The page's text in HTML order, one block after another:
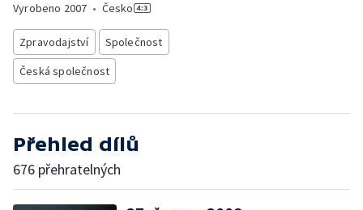
Vyrobeno 2007 • Česko
Zpravodajství
Společnost
Česká společnost
Přehled dílů
676 přehratelných